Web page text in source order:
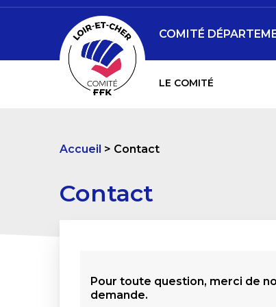
LE COMITÉ
COMITÉ
Accueil Contact
Contact
Pour toute question, merci de
demande.